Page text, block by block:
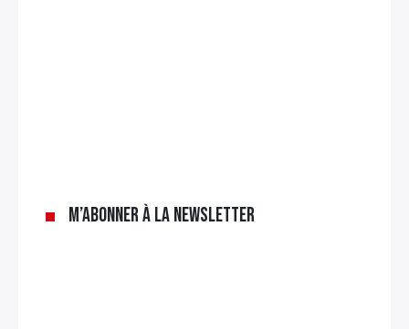
M’abonner à la newsletter